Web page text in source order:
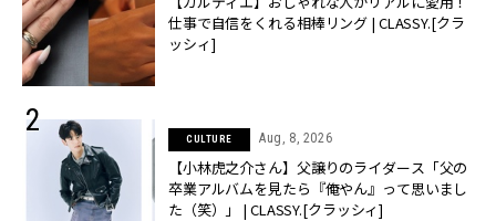
仕事で自信をくれる相棒リング | CLASSY.[クラ
ッシィ]
CULTURE Aug, 8, 2026
【小林虎之介さん】父譲りのライダース「父の
卒業アルバムを見たら『俺やん』って思いまし
た（笑）」 | CLASSY.[クラッシィ]